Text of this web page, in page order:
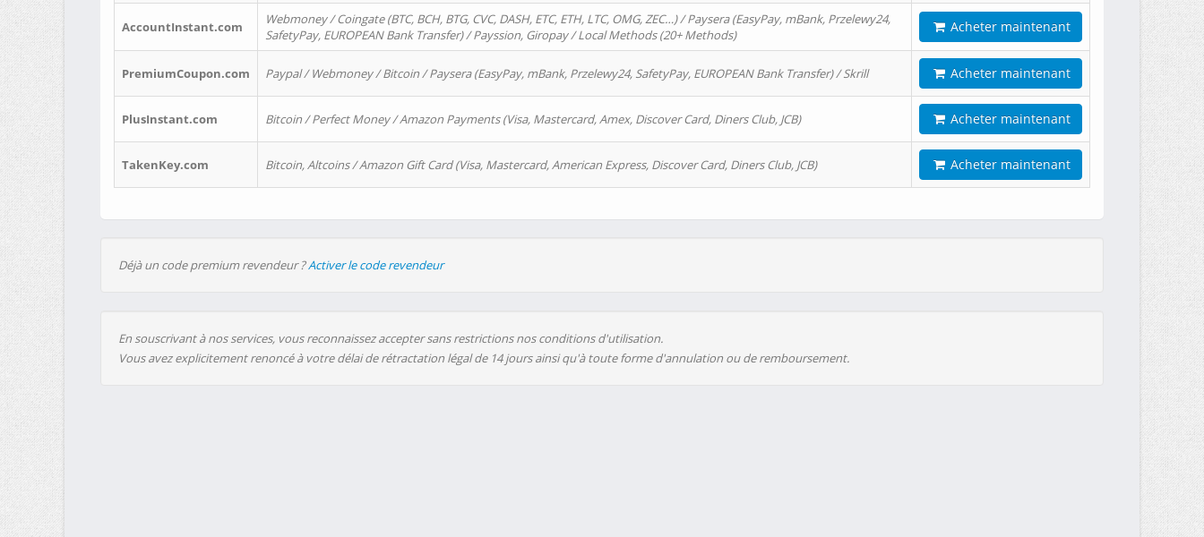
AccountInstant.com
Webmoney / Coingate (BTC, BCH, BTG, CVC, DASH, ETC, ETH, LTC, OMG, ZEC…) / Paysera (EasyPay, mBank, Przelewy24,
SafetyPay, EUROPEAN Bank Transfer) / Payssion, Giropay / Local Methods (20+ Methods)
Acheter maintenant
PremiumCoupon.com Paypal / Webmoney / Bitcoin / Paysera (EasyPay, mBank, Przelewy24, SafetyPay, EUROPEAN Bank Transfer) / Skrill Acheter maintenant
PlusInstant.com Bitcoin / Perfect Money / Amazon Payments (Visa, Mastercard, Amex, Discover Card, Diners Club, JCB) Acheter maintenant
TakenKey.com Bitcoin, Altcoins / Amazon Gift Card (Visa, Mastercard, American Express, Discover Card, Diners Club, JCB) Acheter maintenant
Déjà un code premium revendeur ?Activer le code revendeur
En souscrivant à nos services, vous reconnaissez accepter sans restrictions nos conditions d'utilisation.
Vous avez explicitement renoncé à votre délai de rétractation légal de 14 jours ainsi qu'à toute forme d'annulation ou de remboursement.